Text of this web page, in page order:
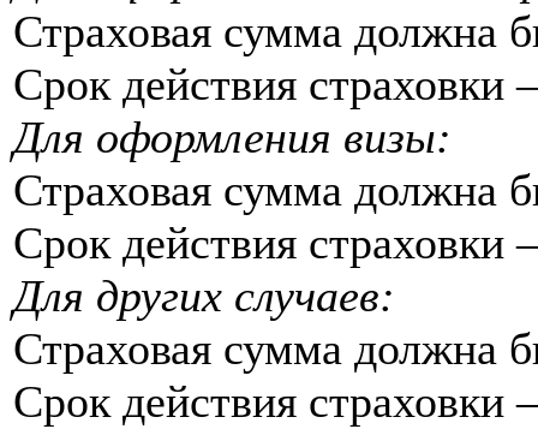
Страховая сумма должна
Срок действия страховки
Для оформления визы:
Страховая сумма должна
Срок действия страховки
Для других случаев:
Страховая сумма должна
Срок действия страховки